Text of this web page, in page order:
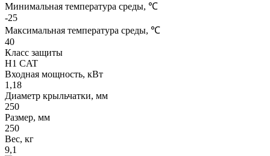
Минимальная температура среды, ℃
-25
Максимальная температура среды, ℃
40
Класс защиты
H1 CAT
Входная мощность, кВт
1,18
Диаметр крыльчатки, мм
250
Размер, мм
250
Вес, кг
9,1